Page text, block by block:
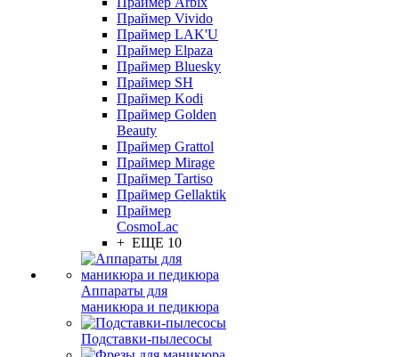
Праймер Vivido
Праймер LAK'U
Праймер Elpaza
Праймер Bluesky
Праймер SH
Праймер Kodi
Праймер Golden
Beauty
Праймер Grattol
Праймер Mirage
Праймер Tartiso
Праймер Gellaktik
Праймер
CosmoLac
+ ЕЩЕ 10
Аппараты для
маникюра и педикюра
Подставки-пылесосы